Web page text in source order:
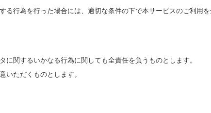
行為を行った場合には、適切な条件の下で本サービスのご利用
関するいかなる行為に関しても全責任を負うものとします。
ただくものとします。